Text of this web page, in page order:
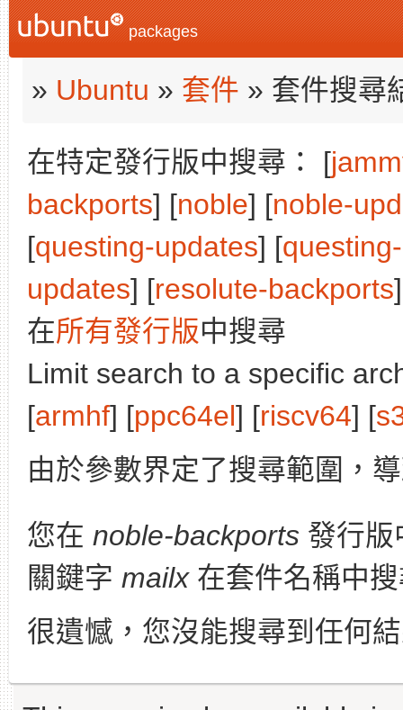
packages
» Ubuntu » 套件 » 套件搜尋
在特定發行版中搜尋： [
backports] [noble] [noble-
[questing-updates] [
updates] [resolute-backports
在所有發行版中搜尋
Limit search to a specific
[armhf] [ppc64el] [riscv64] [
由於參數界定了搜尋範圍，
您在 noble-backports 發行版
關鍵字 mailx在套件名稱中
很遺憾，您沒能搜尋到任何